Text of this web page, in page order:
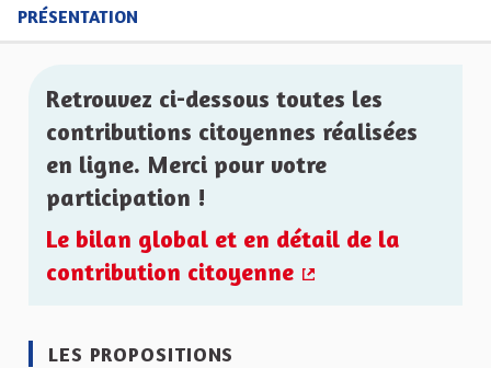
PRÉSENTATION
Retrouvez ci-dessous toutes les
contributions citoyennes réalisées
en ligne. Merci pour votre
participation !
Le bilan global et en détail de la
contribution citoyenne
LES PROPOSITIONS